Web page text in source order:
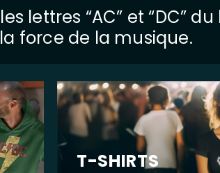
lettres “AC” et “DC”
force de la musique.
T-SHIRTS